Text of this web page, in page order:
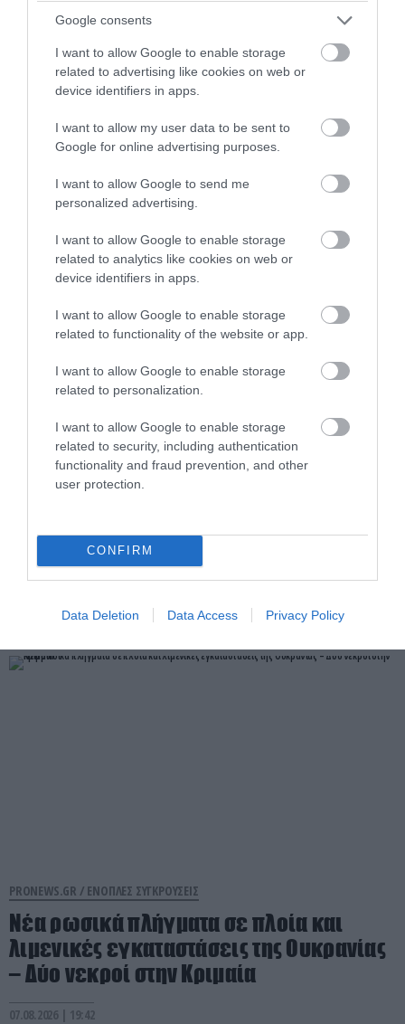
Google consents
I want to allow Google to enable storage
related to advertising like cookies on web or
device identifiers in apps.
I want to allow my user data to be sent to
Google for online advertising purposes.
I want to allow Google to send me
personalized advertising.
I want to allow Google to enable storage
related to analytics like cookies on web or
device identifiers in apps.
I want to allow Google to enable storage
related to functionality of the website or app.
I want to allow Google to enable storage
related to personalization.
I want to allow Google to enable storage
related to security, including authentication
functionality and fraud prevention, and other
user protection.
CONFIRM
Data Deletion Data Access Privacy Policy
ΕΝΟΠΛΕΣ ΣΥΓΚΡΟΥΣΕΙΣ
Τα πρώτα πλάνα ομάδας
Βορειοκορεατών στρατιωτών από την
αποστολή των 30.000 που έφτασαν στη
Ρωσία (βίντεο)
07.08.2026 | 20:21
Ο Β.Ζελέσνσκι έφτασε στη Σερβία και θα
συναντηθεί με τον Α.Βούτσιτς – Όλα τα
PRONEWS.GR / ΕΝΟΠΛΕΣ ΣΥΓΚΡΟΥΣΕΙΣ
Νέα ρωσικά πλήγματα σε πλοία και
λιμενικές εγκαταστάσεις της Ουκρανίας
– Δύο νεκροί στην Κριμαία
07.08.2026 | 19:42